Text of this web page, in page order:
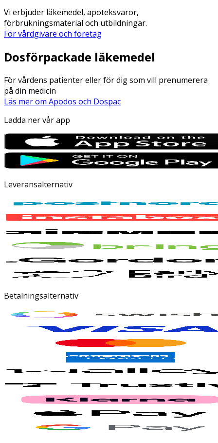
Vi erbjuder läkemedel, apoteksvaror,
förbrukningsmaterial och utbildningar.
För vårdgivare och företag
Dosförpackade läkemedel
För vårdens patienter eller för dig som vill prenumerera
på din medicin
Läs mer om Apodos och Dospac
Ladda ner vår app
Leveransalternativ
Betalningsalternativ